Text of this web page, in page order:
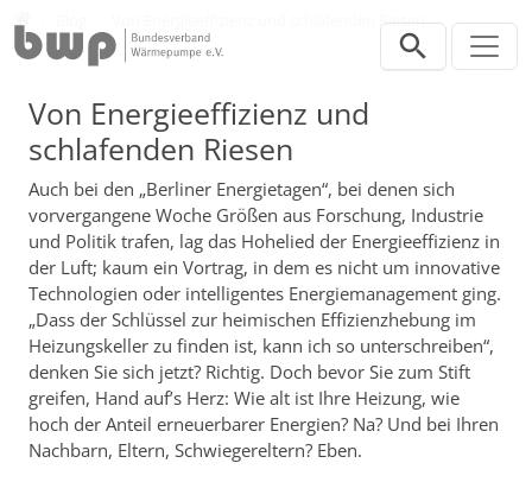
Von Energieeffizienz und schlafenden Riesen
Von Energieeffizienz und
schlafenden Riesen
Auch bei den „Berliner Energietagen“, bei denen sich
vorvergangene Woche Größen aus Forschung, Industrie
und Politik trafen, lag das Hohelied der Energieeffizienz in
der Luft; kaum ein Vortrag, in dem es nicht um innovative
Technologien oder intelligentes Energiemanagement ging.
„Dass der Schlüssel zur heimischen Effizienzhebung im
Heizungskeller zu finden ist, kann ich so unterschreiben“,
denken Sie sich jetzt? Richtig. Doch bevor Sie zum Stift
greifen, Hand auf’s Herz: Wie alt ist Ihre Heizung, wie
hoch der Anteil erneuerbarer Energien? Na? Und bei Ihren
Nachbarn, Eltern, Schwiegereltern? Eben.